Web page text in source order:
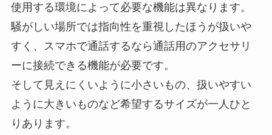
使用する環境によって必要な機能は異なります。
騒がしい場所では指向性を重視したほうが扱いや
すく、スマホで通話するなら通話用のアクセサリ
ーに接続できる機能が必要です。
そして見えにくいように小さいもの、扱いやすい
ように大きいものなど希望するサイズが一人ひと
りあります。